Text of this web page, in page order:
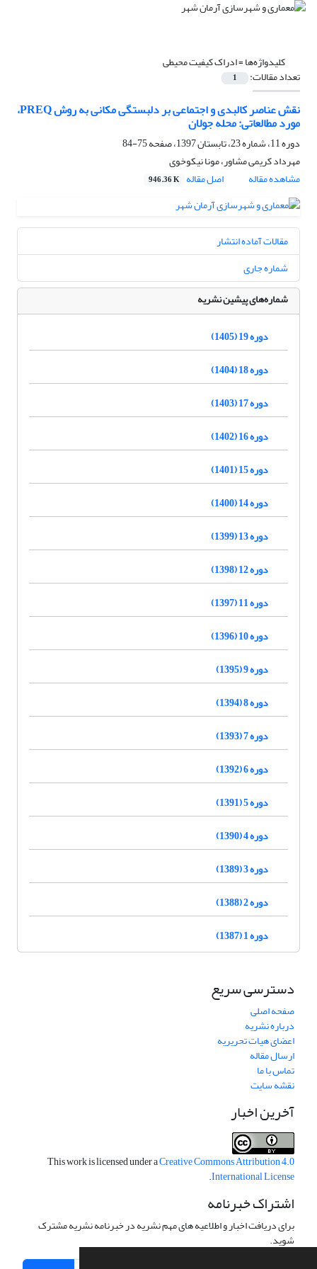
کلیدواژه‌ها =ادراک کیفیت محیطی
تعداد مقالات: 1
نقش عناصر کالبدی و اجتماعی بر دلبستگی مکانی به روش PREQ،
مورد مطالعاتی: محله جولان
دوره 11، شماره 23، تابستان 1397، صفحه
75-84
مهرداد کریمی مشاور، مونا نیکوخوی
مشاهده مقاله
اصل مقاله 946.36 K
مقالات آماده انتشار
شماره جاری
شماره‌های پیشین نشریه
دوره 19 (1405)
دوره 18 (1404)
دوره 17 (1403)
دوره 16 (1402)
دوره 15 (1401)
دوره 14 (1400)
دوره 13 (1399)
دوره 12 (1398)
دوره 11 (1397)
دوره 10 (1396)
دوره 9 (1395)
دوره 8 (1394)
دوره 7 (1393)
دوره 6 (1392)
دوره 5 (1391)
دوره 4 (1390)
دوره 3 (1389)
دوره 2 (1388)
دوره 1 (1387)
دسترسی سریع
صفحه اصلی
درباره نشریه
اعضای هیات تحریریه
ارسال مقاله
تماس با ما
نقشه سایت
آخرین اخبار
This work is licensed under aCreative Commons Attribution 4.0
International License
.
اشتراک خبرنامه
برای دریافت اخبار و اطلاعیه های مهم نشریه در خبرنامه نشریه مشترک
شوید.